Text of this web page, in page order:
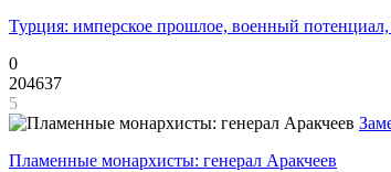
Турция: имперское прошлое, военный
0
204637
5
Пламенные монархисты: генерал Аракчеев